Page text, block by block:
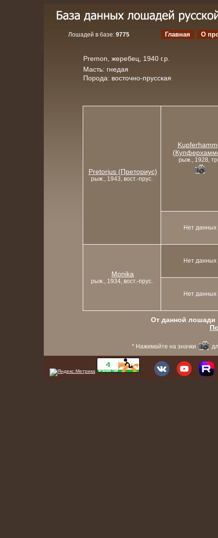
Лошадей в базе: 9775 Главная О
Premon, жеребец, 1940 г.р.
Масть: гнедая
Порода: восточно-прусская
Pretorius (Преториус)
рыж., 1943, вост.-прус.
рыж., 1928,
Нет данных
Monika
рыж., 1934, вост.-прус.
Нет данных
Нет данных
От данной лошади
* Нажимайте на значки